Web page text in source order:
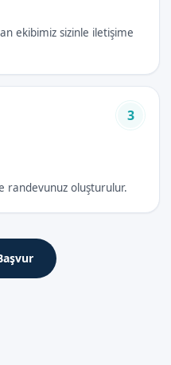
2026
faktörlere bağlı olarak
Bakım Rehberi
tutmak için gerekli tüm
ekibimiz sizinle iletişime
3
randevunuz oluşturulur.